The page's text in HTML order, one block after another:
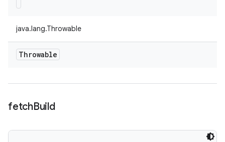
java.lang.Throwable
Throwable
fetchBuild